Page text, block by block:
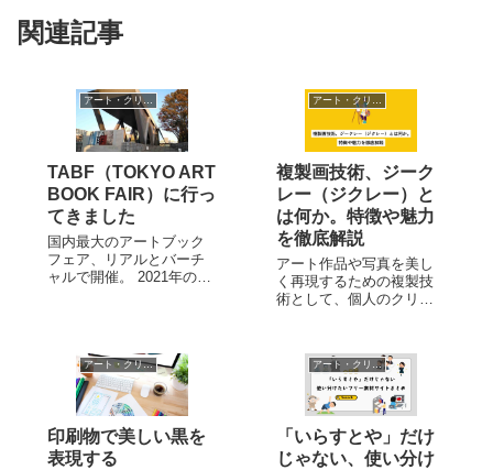
関連記事
アート・クリエイティブ
TABF（TOKYO ART
BOOK FAIR）に行っ
てきました
国内最大のアートブック
フェア、リアルとバーチ
ャルで開催。 2021年の
BOOK FAIR）に行ってき
ました。 毎年開催される
国内最大規模のアート...
複製画技術、ジーク
レー（ジクレー）と
は何か。特徴や魅力
を徹底解説
アート作品や写真を美し
く再現するための複製技
術として、個人のクリエ
にいたるまで現代のアー
トシーンで欠かせない選
択肢となっている「ジー
クレー」。繊細な色彩表
に仕上げる手法として...
アート・クリエイティブ
印刷物で美しい黒を
表現する
アート・クリエイティブ
「いらすとや」だけ
じゃない、使い分け